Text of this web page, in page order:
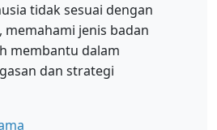
tidak sesuai dengan
jenis badan
membantu dalam
dan strategi